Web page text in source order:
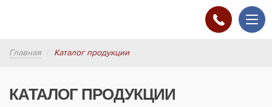
Главная Каталог продукции
КАТАЛОГ ПРОДУКЦИИ